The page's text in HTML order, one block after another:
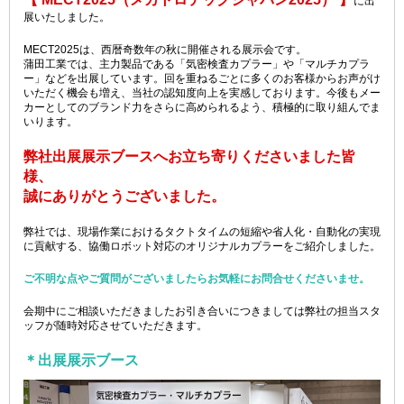
展いたしました。
MECT2025は、西暦奇数年の秋に開催される展示会です。
蒲田工業では、主力製品である「気密検査カプラー」や「マルチカプラ
ー」などを出展しています。回を重ねるごとに多くのお客様からお声がけ
いただく機会も増え、当社の認知度向上を実感しております。今後もメー
カーとしてのブランド力をさらに高められるよう、積極的に取り組んでま
いります。
弊社出展展示ブースへお立ち寄りくださいました皆
様、
誠にありがとうございました。
弊社では、現場作業におけるタクトタイムの短縮や省人化・自動化の実現
に貢献する、協働ロボット対応のオリジナルカプラーをご紹介しました。
ご不明な点やご質問がございましたらお気軽にお問合せくださいませ。
会期中にご相談いただきましたお引き合いにつきましては弊社の担当スタ
ッフが随時対応させていただきます。
＊出展展示ブース